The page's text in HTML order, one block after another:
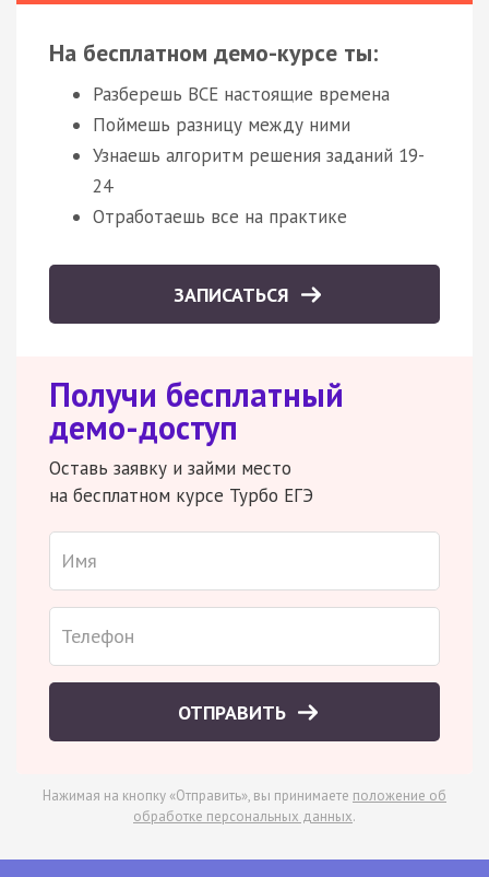
На бесплатном демо-курсе ты:
Разберешь ВСЕ настоящие времена
Поймешь разницу между ними
Узнаешь алгоритм решения заданий 19-
24
Отработаешь все на практике
ЗАПИСАТЬСЯ
Получи бесплатный
демо-доступ
Оставь заявку и займи место
на бесплатном курсе Турбо ЕГЭ
ОТПРАВИТЬ
Нажимая на кнопку «Отправить», вы принимаете положение об
обработке персональных данных.